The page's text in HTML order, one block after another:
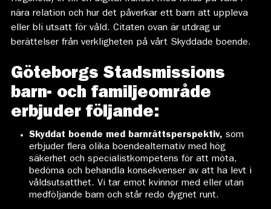
nära relation och hur det påverkar ett barn att uppleva
eller bli utsatt för våld. Citaten ovan är utdrag ur
berättelser från verkligheten på vårt Skyddade boende.
Göteborgs Stadsmissions
barn- och familjeområde
erbjuder följande:
Skyddat boende med barnrättsperspektiv, som
erbjuder flera olika boendealternativ med hög
säkerhet och specialistkompetens för att möta,
bedöma och behandla konsekvenser av att ha levt i
våldsutsatthet. Vi tar emot kvinnor med eller utan
medföljande barn och står redo dygnet runt.